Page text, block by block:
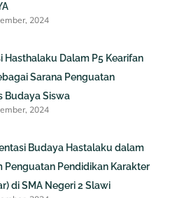
2024
Hasthalaku Dalam P5 Kearifan
Sarana Penguatan
Budaya Siswa
2024
Budaya Hastalaku dalam
Penguatan Pendidikan Karakter
di SMA Negeri 2 Slawi